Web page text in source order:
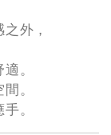
外，
。
。
。